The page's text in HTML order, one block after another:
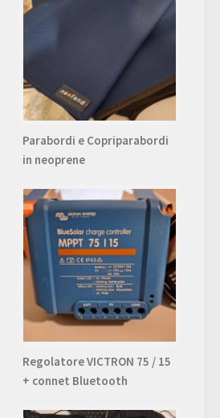
Parabordi e Copriparabordi
in neoprene
Regolatore VICTRON 75 / 15
+ connet Bluetooth